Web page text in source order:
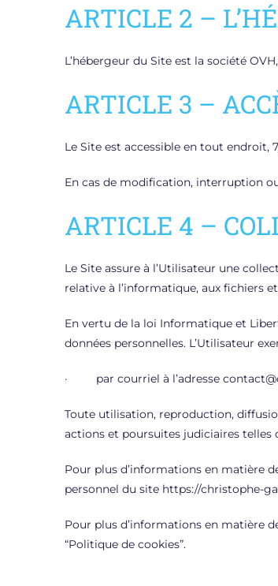
ARTICLE 2 –
L’hébergeur du Site est la société
ARTICLE 3 –
Le Site est accessible en tout endroit,
En cas de modification, interruption
ARTICLE 4 –
Le Site assure à l’Utilisateur une
relative à l’informatique, aux fichiers
En vertu de la loi Informatique et
données personnelles. L’Utilisateur
· par courriel à l’adresse
Toute utilisation, reproduction,
actions et poursuites judiciaires telles
Pour plus d’informations en matière
personnel du site https://christophe-
Pour plus d’informations en matière
“Politique de cookies”.